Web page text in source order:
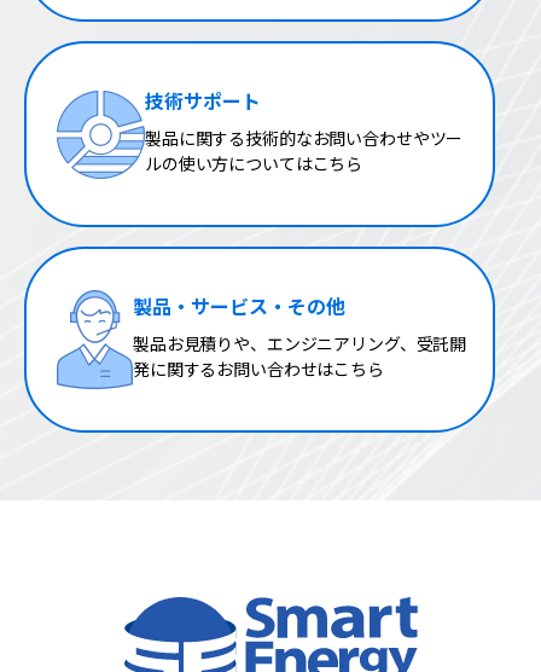
技術サポート
製品に関する技術的なお問い合わせやツー
ルの使い方についてはこちら
製品・サービス・その他
製品お見積りや、エンジニアリング、受託開
発に関するお問い合わせはこちら